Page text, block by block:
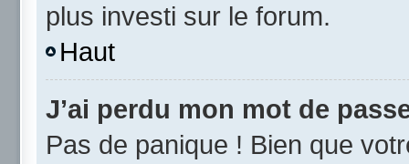
plus investi sur le forum.
Haut
J’ai perdu mon mot de
Pas de panique ! Bien que